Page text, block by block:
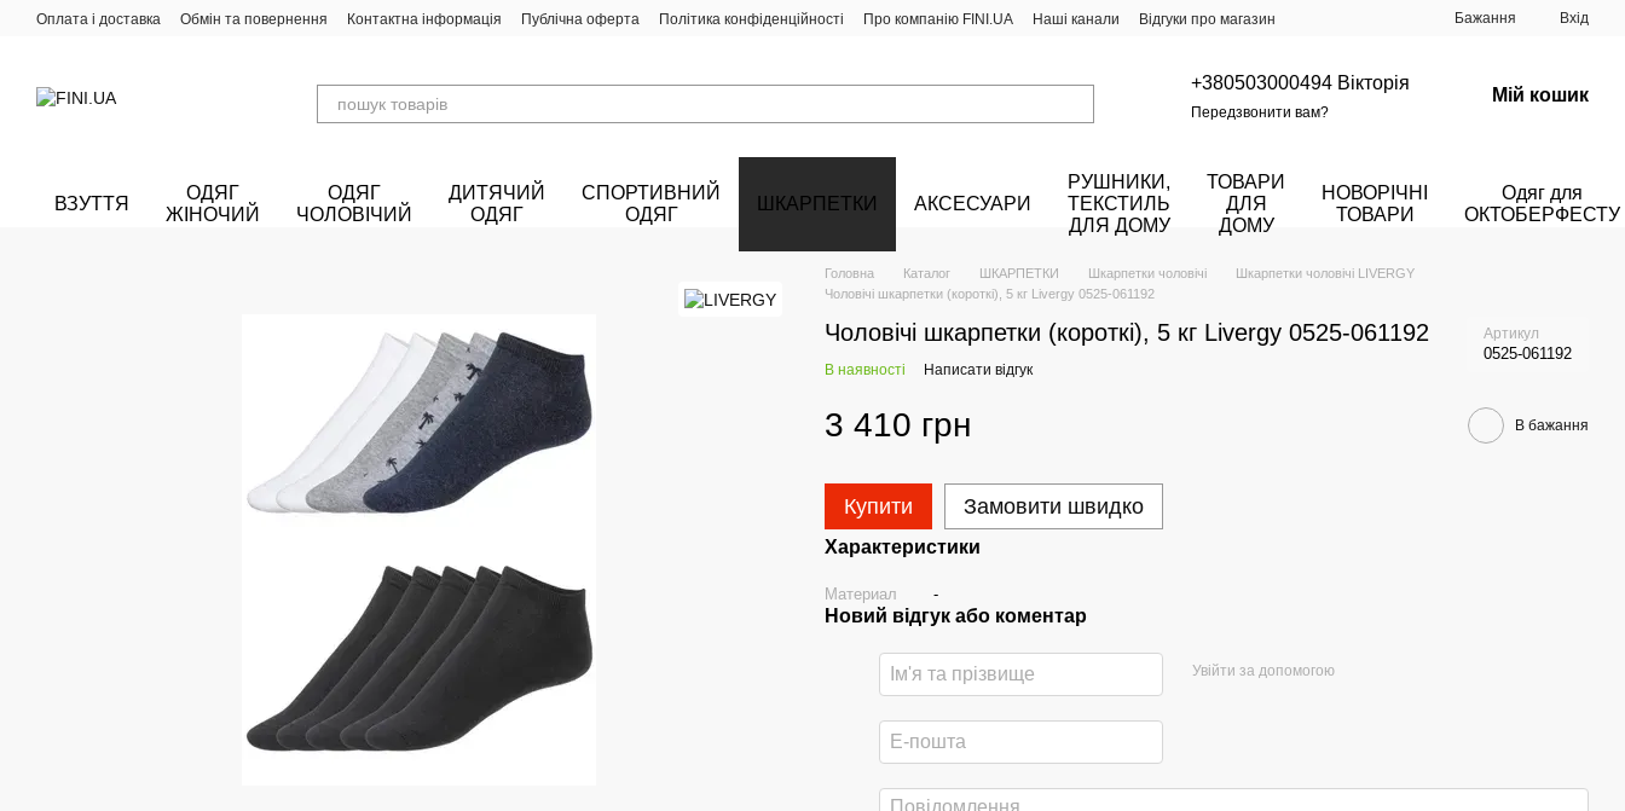
Перейти до основного контенту
Оплата і доставка Обмін та повернення Контактна інформація Публічна оферта Політика конфіденційності Про компанію FINI.UA Наші канали Відгуки про магазин Бажання Вхід
+380503000494 Вікторія
Передзвонити вам?
Мій кошик
ВЗУТТЯ
ОДЯГ
ЖІНОЧИЙ
ОДЯГ
ЧОЛОВІЧИЙ
ДИТЯЧИЙ
ОДЯГ
СПОРТИВНИЙ
ОДЯГ
ШКАРПЕТКИ АКСЕСУАРИ
РУШНИКИ,
ТЕКСТИЛЬ
ДЛЯ ДОМУ
ТОВАРИ
ДЛЯ
ДОМУ
НОВОРІЧНІ
ТОВАРИ
Одяг для
ОКТОБЕРФЕСТУ
Головна Каталог ШКАРПЕТКИ Шкарпетки чоловічі
Шкарпетки чоловічі LIVERGY
Чоловічі шкарпетки (короткі), 5 кг Livergy 0525-061192
Чоловічі шкарпетки (короткі), 5 кг Livergy 0525-061192 Артикул
0525-061192
В наявності Написати відгук
3 410 грн В бажання
Купити Замовити швидко
Характеристики
Материал -
Новий відгук або коментар
Увійти за допомогою